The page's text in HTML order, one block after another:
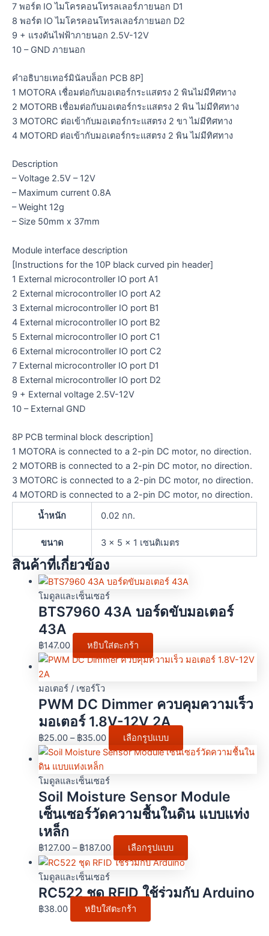
7 พอร์ต IO ไมโครคอนโทรลเลอร์ภายนอก D1
8 พอร์ต IO ไมโครคอนโทรลเลอร์ภายนอก D2
9 + แรงดันไฟฟ้าภายนอก 2.5V-12V
10 – GND ภายนอก
คำอธิบายเทอร์มินัลบล็อก PCB 8P]
1 MOTORA เชื่อมต่อกับมอเตอร์กระแสตรง 2 พินไม่มีทิศทาง
2 MOTORB เชื่อมต่อกับมอเตอร์กระแสตรง 2 พิน ไม่มีทิศทาง
3 MOTORC ต่อเข้ากับมอเตอร์กระแสตรง 2 ขา ไม่มีทิศทาง
4 MOTORD ต่อเข้ากับมอเตอร์กระแสตรง 2 พิน ไม่มีทิศทาง
Description
– Voltage 2.5V – 12V
– Maximum current 0.8A
– Weight 12g
– Size 50mm x 37mm
Module interface description
[Instructions for the 10P black curved pin header]
1 External microcontroller IO port A1
2 External microcontroller IO port A2
3 External microcontroller IO port B1
4 External microcontroller IO port B2
5 External microcontroller IO port C1
6 External microcontroller IO port C2
7 External microcontroller IO port D1
8 External microcontroller IO port D2
9 + External voltage 2.5V-12V
10 – External GND
8P PCB terminal block description]
1 MOTORA is connected to a 2-pin DC motor, no direction.
2 MOTORB is connected to a 2-pin DC motor, no direction.
3 MOTORC is connected to a 2-pin DC motor, no direction.
4 MOTORD is connected to a 2-pin DC motor, no direction.
น้ำหนัก
0.02 กก.
ขนาด 3 × 5 × 1 เซนติเมตร
สินค้าที่เกี่ยวข้อง
โมดูลและเซ็นเซอร์
BTS7960 43A บอร์ดขับมอเตอร์
43A
฿147.00 หยิบใส่ตะกร้า
มอเตอร์ / เซอร์โว
PWM DC Dimmer ควบคุมความเร็ว
มอเตอร์ 1.8V-12V 2A
฿25.00 – ฿35.00 เลือกรูปแบบ
โมดูลและเซ็นเซอร์
Soil Moisture Sensor Module
เซ็นเซอร์วัดความชื้นในดิน แบบแท่ง
เหล็ก
฿127.00 – ฿187.00 เลือกรูปแบบ
โมดูลและเซ็นเซอร์
RC522 ชุด RFID ใช้ร่วมกับ Arduino
฿38.00 หยิบใส่ตะกร้า